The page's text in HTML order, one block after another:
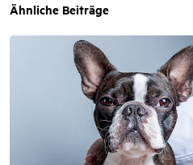
Ähnliche Beiträge